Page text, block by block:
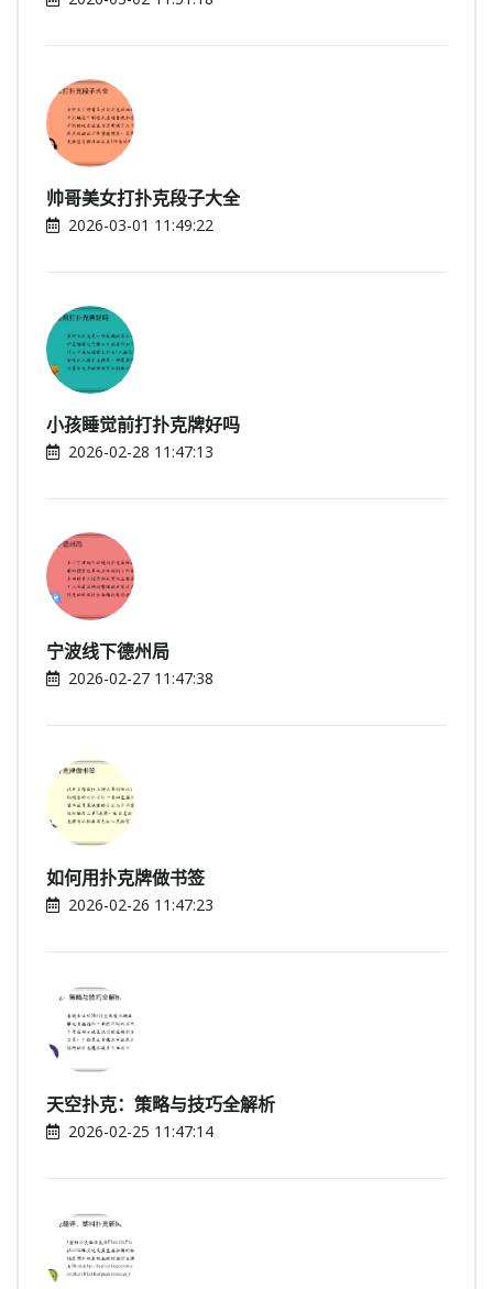
帅哥美女打扑克段子大全
2026-03-01 11:49:22
小孩睡觉前打扑克牌好吗
2026-02-28 11:47:13
宁波线下德州局
2026-02-27 11:47:38
如何用扑克牌做书签
2026-02-26 11:47:23
天空扑克：策略与技巧全解析
2026-02-25 11:47:14